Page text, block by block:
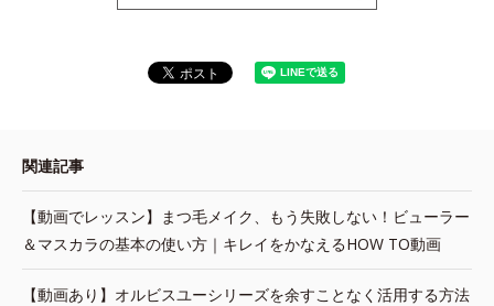
関連記事
【動画でレッスン】まつ毛メイク、もう失敗しない！ビューラー
＆マスカラの基本の使い方｜キレイをかなえるHOW TO動画
【動画あり】オルビスユーシリーズを余すことなく活用する方法